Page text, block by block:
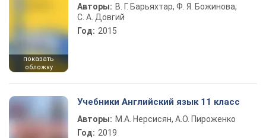
показать
обложку
Авторы: В. Г. Барьяхтар, Ф. Я. Божинова,
С. А. Довгий
Год: 2015
Учебники Английский язык 11 класс
Авторы: М.А. Нерсисян, А.О. Пироженко
Год: 2019